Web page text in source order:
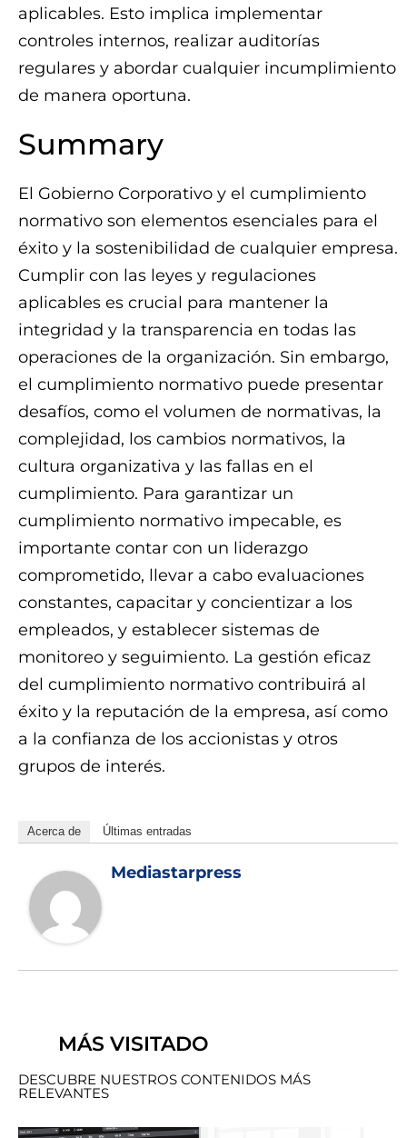
aplicables. Esto implica implementar
controles internos, realizar auditorías
regulares y abordar cualquier incumplimiento
de manera oportuna.
Summary
El Gobierno Corporativo y el cumplimiento
normativo son elementos esenciales para el
éxito y la sostenibilidad de cualquier empresa.
Cumplir con las leyes y regulaciones
aplicables es crucial para mantener la
integridad y la transparencia en todas las
operaciones de la organización. Sin embargo,
el cumplimiento normativo puede presentar
desafíos, como el volumen de normativas, la
complejidad, los cambios normativos, la
cultura organizativa y las fallas en el
cumplimiento. Para garantizar un
cumplimiento normativo impecable, es
importante contar con un liderazgo
comprometido, llevar a cabo evaluaciones
constantes, capacitar y concientizar a los
empleados, y establecer sistemas de
monitoreo y seguimiento. La gestión eficaz
del cumplimiento normativo contribuirá al
éxito y la reputación de la empresa, así como
a la confianza de los accionistas y otros
grupos de interés.
Acerca de Últimas entradas
Mediastarpress
MÁS VISITADO
DESCUBRE NUESTROS CONTENIDOS MÁS
RELEVANTES